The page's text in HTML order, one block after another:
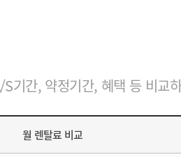
기간, 약정기간, 혜택 등 비교
월 렌탈료 비교